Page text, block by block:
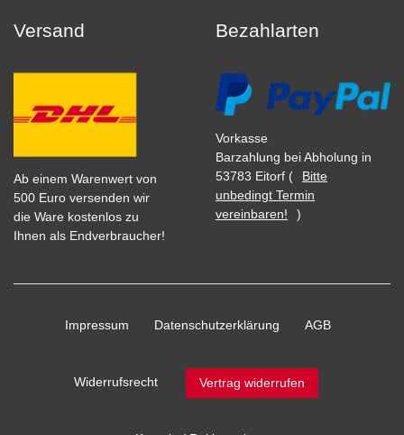
Versand
Ab einem Warenwert von
500 Euro versenden wir
die Ware kostenlos zu
Ihnen als Endverbraucher!
Bezahlarten
Vorkasse
Barzahlung bei Abholung in
53783 Eitorf (
Bitte
unbedingt Termin
vereinbaren!
)
Impressum Daten­schutz­erklärung AGB
Widerrufs­recht Vertrag widerrufen